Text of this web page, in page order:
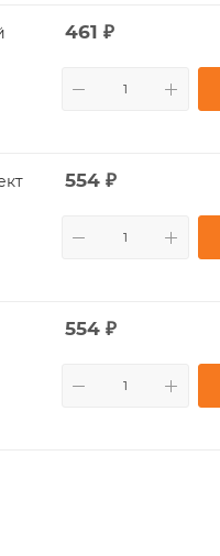
461 ₽
554 ₽
554 ₽